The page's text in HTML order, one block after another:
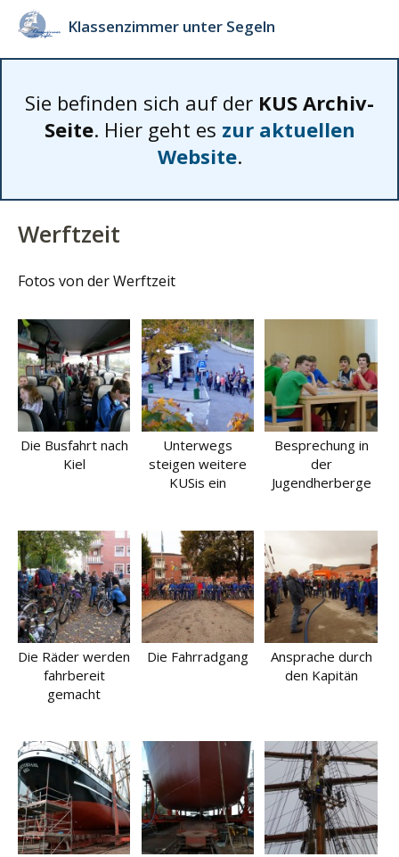
Klassenzimmer unter Segeln
Sie befinden sich auf der KUS Archiv-
Seite. Hier geht es zur aktuellen
Website.
Werftzeit
Fotos von der Werftzeit
Die Busfahrt nach
Kiel
Unterwegs
steigen weitere
KUSis ein
Besprechung in
der
Jugendherberge
Die Räder werden
fahrbereit
gemacht
Die Fahrradgang
Ansprache durch
den Kapitän